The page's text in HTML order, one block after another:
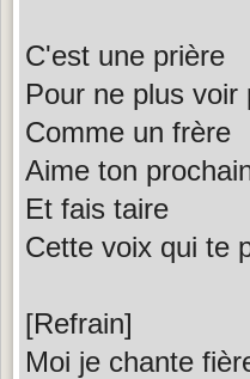
C'est une prière
Pour ne plus voir
Comme un frère
Aime ton
Et fais taire
Cette voix qui te
[Refrain]
Moi je chante